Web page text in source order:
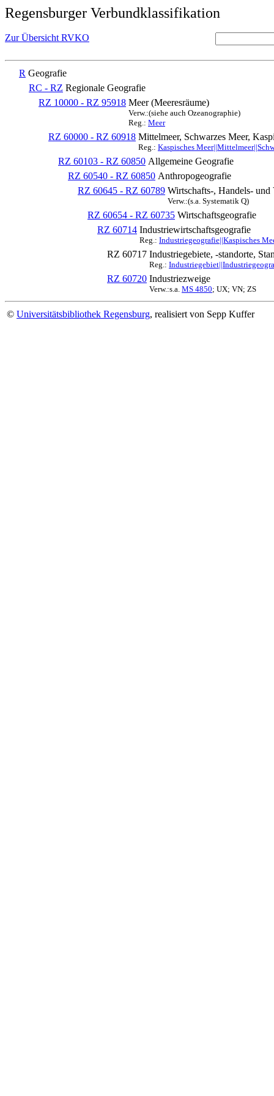
Regensburger Verbundklassifikation
Zur Übersicht RVKO
R Geografie
RC - RZ Regionale Geografie
RZ 10000 - RZ 95918 Meer (Meeresräume)
Verw.:(siehe auch Ozeanographie)
Reg.: Meer
RZ 60000 - RZ 60918 Mittelmeer, Schwarzes Meer,
Reg.: Kaspisches
RZ 60103 - RZ 60850 Allgemeine Geografie
RZ 60540 - RZ 60850 Anthropogeografie
RZ 60645 - RZ 60789 Wirtschafts-, Handels- und
Verw.:(s.a. Systematik Q)
RZ 60654 - RZ 60735 Wirtschaftsgeografie
RZ 60714 Industriewirtschaftsgeografie
Reg.: Industriegeografie||Kaspisches
RZ 60717 Industriegebiete, -standorte,
Reg.:
RZ 60720 Industriezweige
Verw.:s.a. MS 4850; UX; VN; ZS
© Universitätsbibliothek Regensburg, realisiert von Sepp Kuffer